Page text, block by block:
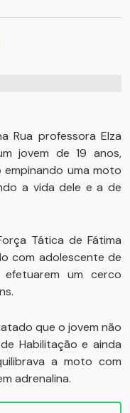
Rua professora Elza
jovem de 19 anos,
empinando uma moto
a vida dele e a de
Tática de Fátima
com adolescente de
um cerco
que o jovem não
Habilitação e ainda
a moto com
adrenalina.